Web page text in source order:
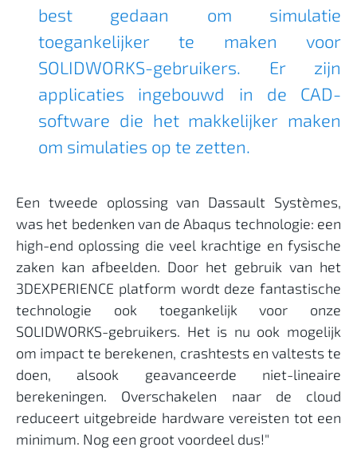
best gedaan om simulatie
toegankelijker te maken voor
SOLIDWORKS-gebruikers. Er zijn
applicaties ingebouwd in de CAD-
software die het makkelijker maken
om simulaties op te zetten.
Een tweede oplossing van Dassault Systèmes,
was het bedenken van de Abaqus technologie: een
high-end oplossing die veel krachtige en fysische
zaken kan afbeelden. Door het gebruik van het
3DEXPERIENCE platform wordt deze fantastische
technologie ook toegankelijk voor onze
SOLIDWORKS-gebruikers. Het is nu ook mogelijk
om impact te berekenen, crashtests en valtests te
doen, alsook geavanceerde niet-lineaire
berekeningen. Overschakelen naar de cloud
reduceert uitgebreide hardware vereisten tot een
minimum. Nog een groot voordeel dus!"